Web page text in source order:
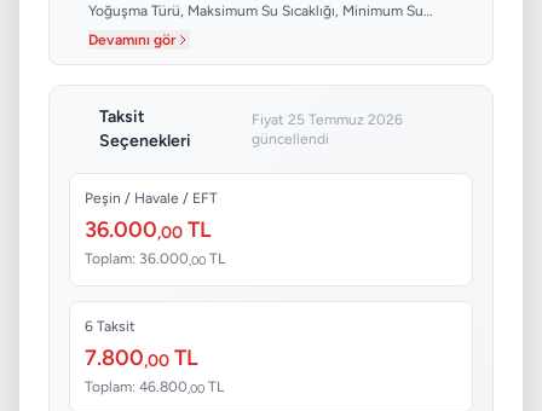
Yoğuşma Türü, Maksimum Su Sıcaklığı, Minimum Su
Sıcaklığı...
Devamını gör
Taksit
Seçenekleri
Fiyat 25 Temmuz 2026
güncellendi
Peşin / Havale / EFT
36.000,00 TL
Toplam: 36.000,00 TL
6 Taksit
7.800,00 TL
Toplam: 46.800 ,00 TL